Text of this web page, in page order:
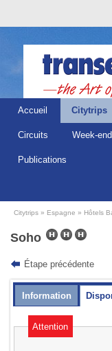
Accueil Citytrips
Circuits Week-
Publications
Citytrips Espagne Hôtels
Soho
Étape précédente
Information
Attention